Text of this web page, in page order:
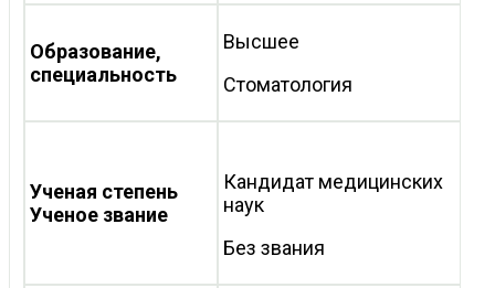
Образование,
специальность
Высшее
Стоматология
Ученая степень
Ученое звание
Кандидат медицинских
наук
Без звания